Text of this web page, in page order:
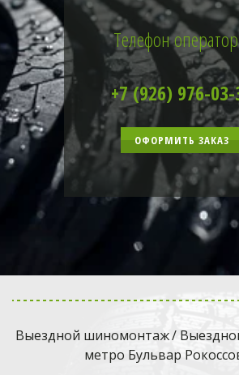
Телефон
+7 (926) 976-03-
ОФОРМИТЬ ЗАКАЗ
Выездной шиномонтаж /
метро Бульвар